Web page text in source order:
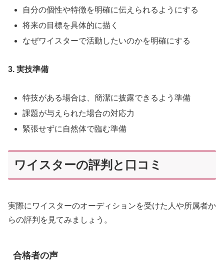
自分の個性や特徴を明確に伝えられるようにする
将来の目標を具体的に描く
なぜワイスターで活動したいのかを明確にする
3. 実技準備
特技がある場合は、簡潔に披露できるよう準備
課題が与えられた場合の対応力
緊張せずに自然体で臨む準備
ワイスターの評判と口コミ
実際にワイスターのオーディションを受けた人や所属者か
らの評判を見てみましょう。
合格者の声